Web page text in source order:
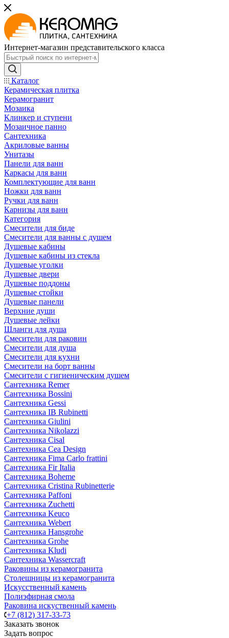
Интернет-магазин представительского класса
Каталог
Керамическая плитка
Керамогранит
Мозаика
Клинкер и ступени
Мозаичное панно
Сантехника
Акриловые ванны
Унитазы
Панели для ванн
Каркасы для ванн
Комплектующие для ванн
Ножки для ванн
Ручки для ванн
Карнизы для ванн
Категория
Смесители для биде
Смесители для ванны с душем
Душевые кабины
Душевые кабины из стекла
Душевые уголки
Душевые двери
Душевые поддоны
Душевые стойки
Душевые панели
Верхние души
Душевые лейки
Шланги для душа
Смесители для раковин
Смесители для душа
Смесители для кухни
Смесители на борт ванны
Смесители с гигиеническим душем
Сантехника Remer
Сантехника Bossini
Сантехника Gessi
Сантехника IB Rubinetti
Сантехника Giulini
Сантехника Nikolazzi
Сантехника Cisal
Сантехника Cea Design
Сантехника Fima Carlo frattini
Сантехника Fir Italia
Сантехника Boheme
Сантехника Cristina Rubinetterie
Сантехника Paffoni
Сантехника Zuchetti
Сантехника Keuco
Сантехника Webert
Сантехника Hansgrohe
Сантехника Grohe
Сантехника Kludi
Сантехника Wassercraft
Раковины из керамогранита
Столешницы из керамогранита
Искусственный камень
Полиэфирная смола
Раковина искуственный камень
+7 (812) 317-33-73
Заказать звонок
Задать вопрос